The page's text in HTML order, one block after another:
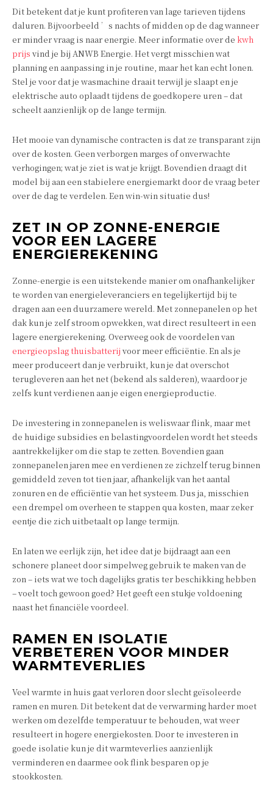
Dit betekent dat je kunt profiteren van lage tarieven tijdens
daluren. Bijvoorbeeld ’s nachts of midden op de dag wanneer
er minder vraag is naar energie. Meer informatie over de kwh
prijs vind je bij ANWB Energie. Het vergt misschien wat
planning en aanpassing in je routine, maar het kan echt lonen.
Stel je voor dat je wasmachine draait terwijl je slaapt en je
elektrische auto oplaadt tijdens de goedkopere uren – dat
scheelt aanzienlijk op de lange termijn.
Het mooie van dynamische contracten is dat ze transparant zijn
over de kosten. Geen verborgen marges of onverwachte
verhogingen; wat je ziet is wat je krijgt. Bovendien draagt dit
model bij aan een stabielere energiemarkt door de vraag beter
over de dag te verdelen. Een win-win situatie dus!
ZET IN OP ZONNE-ENERGIE
VOOR EEN LAGERE
ENERGIEREKENING
Zonne-energie is een uitstekende manier om onafhankelijker
te worden van energieleveranciers en tegelijkertijd bij te
dragen aan een duurzamere wereld. Met zonnepanelen op het
dak kun je zelf stroom opwekken, wat direct resulteert in een
lagere energierekening. Overweeg ook de voordelen van
energieopslag thuisbatterij voor meer efficiëntie. En als je
meer produceert dan je verbruikt, kun je dat overschot
terugleveren aan het net (bekend als salderen), waardoor je
zelfs kunt verdienen aan je eigen energieproductie.
De investering in zonnepanelen is weliswaar flink, maar met
de huidige subsidies en belastingvoordelen wordt het steeds
aantrekkelijker om die stap te zetten. Bovendien gaan
zonnepanelen jaren mee en verdienen ze zichzelf terug binnen
gemiddeld zeven tot tien jaar, afhankelijk van het aantal
zonuren en de efficiëntie van het systeem. Dus ja, misschien
een drempel om overheen te stappen qua kosten, maar zeker
eentje die zich uitbetaalt op lange termijn.
En laten we eerlijk zijn, het idee dat je bijdraagt aan een
schonere planeet door simpelweg gebruik te maken van de
zon – iets wat we toch dagelijks gratis ter beschikking hebben
– voelt toch gewoon goed? Het geeft een stukje voldoening
naast het financiële voordeel.
RAMEN EN ISOLATIE
VERBETEREN VOOR MINDER
WARMTEVERLIES
Veel warmte in huis gaat verloren door slecht geïsoleerde
ramen en muren. Dit betekent dat de verwarming harder moet
werken om dezelfde temperatuur te behouden, wat weer
resulteert in hogere energiekosten. Door te investeren in
goede isolatie kun je dit warmteverlies aanzienlijk
verminderen en daarmee ook flink besparen op je
stookkosten.